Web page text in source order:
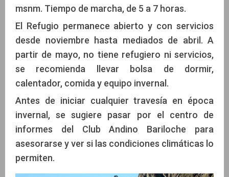
msnm. Tiempo de marcha, de 5 a 7 horas.
El Refugio permanece abierto y con servicios
desde noviembre hasta mediados de abril. A
partir de mayo, no tiene refugiero ni servicios,
se recomienda llevar bolsa de dormir,
calentador, comida y equipo invernal.
Antes de iniciar cualquier travesía en época
invernal, se sugiere pasar por el centro de
informes del Club Andino Bariloche para
asesorarse y ver si las condiciones climáticas lo
permiten.